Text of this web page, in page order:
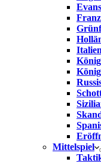
Mittelspiel